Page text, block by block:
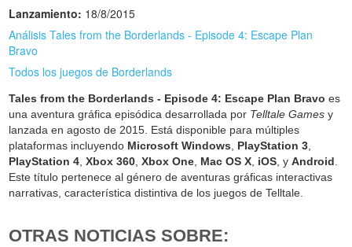
Lanzamiento: 18/8/2015
Análisis Tales from the Borderlands - Episode 4: Escape Plan
Bravo
Todos los juegos de Borderlands
Tales from the Borderlands - Episode 4: Escape Plan Bravo es
una aventura gráfica episódica desarrollada por Telltale Games y
lanzada en agosto de 2015. Está disponible para múltiples
plataformas incluyendo Microsoft Windows, PlayStation 3,
PlayStation 4,Xbox 360,Xbox One, Mac OS X, iOS, yAndroid.
Este título pertenece al género de aventuras gráficas interactivas
narrativas, característica distintiva de los juegos de Telltale.
OTRAS NOTICIAS SOBRE: